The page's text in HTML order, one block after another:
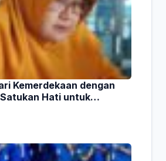
Kemerdekaan dengan
Hati untuk